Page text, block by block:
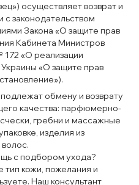
осуществляет возврат и
с законодательством
Закона «О защите прав
Кабинета Министров
«О реализации
«О защите прав
обмену и возврату
качества: парфюмерно-
гребни и массажные
изделия из
с подбором ухода?
кожи, пожелания и
Наш консультант